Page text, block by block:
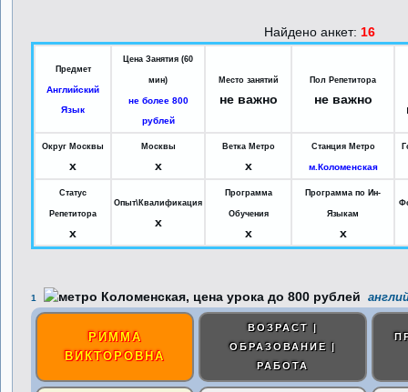
Найдено анкет: 16
Предмет
Английский
Язык
Цена Занятия (60
мин)
не более 800
рублей
Место занятий
не важно
Пол Репетитора
не важно
Округ Москвы
x
Москвы
x
Ветка Метро
x
Станция Метро
м.Коломенская
Статус
Репетитора
x
Опыт\Квалификация
x
Программа
Обучения
x
Программа по Ин-
Языкам
x
1
РИММА
ВИКТОРОВНА
ВОЗРАСТ |
ОБРАЗОВАНИЕ |
РАБОТА